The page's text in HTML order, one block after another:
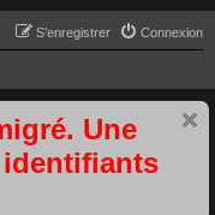
Connexion
S’enregistrer
Une